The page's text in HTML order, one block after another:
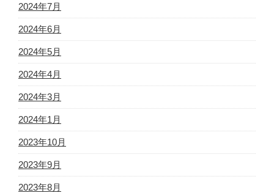
2024年7月
2024年6月
2024年5月
2024年4月
2024年3月
2024年1月
2023年10月
2023年9月
2023年8月